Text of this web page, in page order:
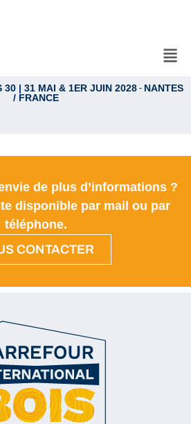
30 | 31 MAI & 1ER JUIN 2028- NANTES
/ FRANCE
de plus d’informations ?
disponible par mail ou par
téléphone.
CONTACTER